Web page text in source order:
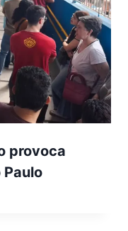
provoca